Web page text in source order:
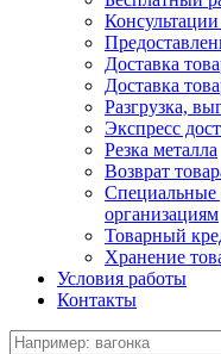
Доставка
Доставка
Разгрузка,
Экспресс
Резка металла
Возврат
Специальные
организациям
Товарный
Хранение
Условия работы
Контакты